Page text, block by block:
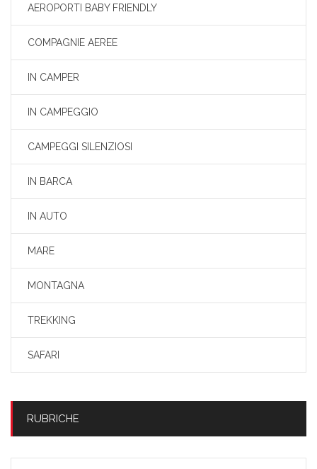
AEROPORTI BABY FRIENDLY
COMPAGNIE AEREE
IN CAMPER
IN CAMPEGGIO
CAMPEGGI SILENZIOSI
IN BARCA
IN AUTO
MARE
MONTAGNA
TREKKING
SAFARI
RUBRICHE